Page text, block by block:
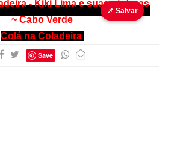
📌 Salvar
Colá na Coladeira
Save